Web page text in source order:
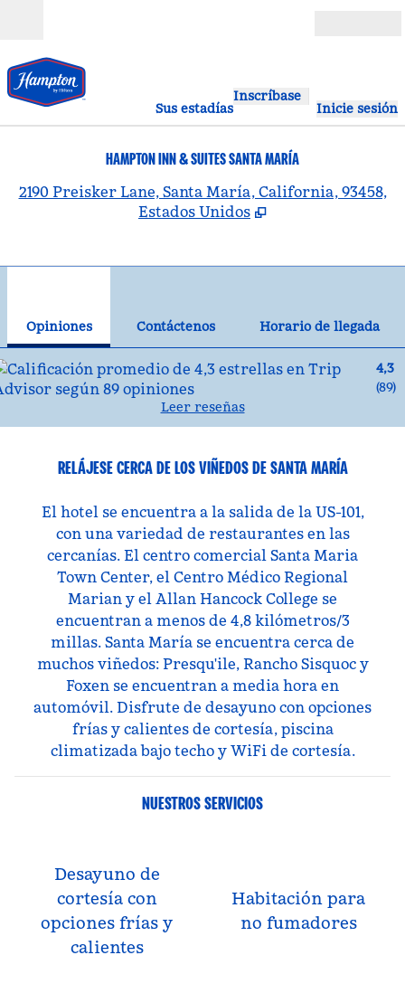
Sus estadías
Inscríbase
Inicie sesión
HAMPTON INN & SUITES SANTA MARÍA
2190 Preisker Lane, Santa María, California, 93458,
Estados Unidos
Opiniones Contáctenos
Horario de llegada
4,3
(89)
Leer reseñas
RELÁJESE CERCA DE LOS VIÑEDOS DE SANTA MARÍA
El hotel se encuentra a la salida de la US-101,
con una variedad de restaurantes en las
cercanías. El centro comercial Santa Maria
Town Center, el Centro Médico Regional
Marian y el Allan Hancock College se
encuentran a menos de 4,8 kilómetros/3
millas. Santa María se encuentra cerca de
muchos viñedos: Presqu'ile, Rancho Sisquoc y
Foxen se encuentran a media hora en
automóvil. Disfrute de desayuno con opciones
frías y calientes de cortesía, piscina
climatizada bajo techo y WiFi de cortesía.
NUESTROS SERVICIOS
Desayuno de
cortesía con
opciones frías y
calientes
Habitación para
no fumadores